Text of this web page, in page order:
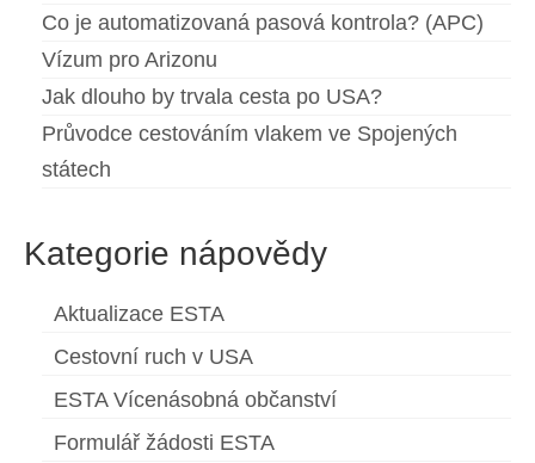
Co je automatizovaná pasová kontrola? (APC)
Vízum pro Arizonu
Jak dlouho by trvala cesta po USA?
Průvodce cestováním vlakem ve Spojených
státech
Kategorie nápovědy
Aktualizace ESTA
Cestovní ruch v USA
ESTA Vícenásobná občanství
Formulář žádosti ESTA